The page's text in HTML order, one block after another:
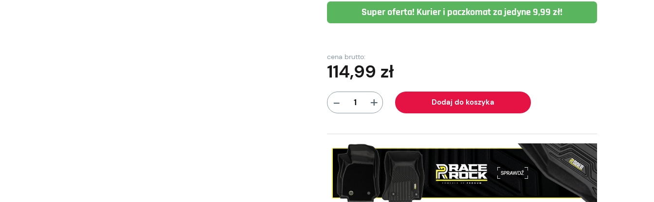
Super oferta! Kurier i paczkomat za jedyne 9,99 zł!
cena brutto:
114,99 zł
- + Dodaj do koszyka